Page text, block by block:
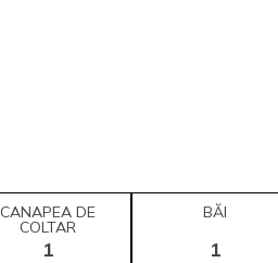
CANAPEA DE
COLTAR
1
BĂI
1